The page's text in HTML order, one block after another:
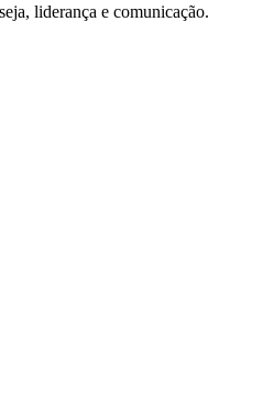
liderança e comunicação.